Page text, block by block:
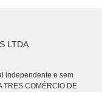
LTDA
independente e sem
COMÉRCIO DE